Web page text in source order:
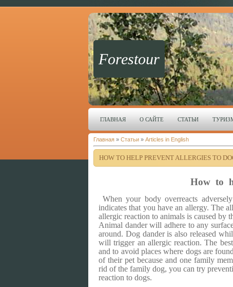
Forestour
ГЛАВНАЯ О САЙТЕ СТАТЬИ
Главная » Статьи » Articles in English
HOW TO HELP PREVENT ALLERGIES TO
How to
When your body overreacts
indicates that you have an allergy. The
allergic reaction to animals is caused by
Animal dander will adhere to any
around. Dog dander is also released
will trigger an allergic reaction.The
and to avoid places where dogs are
of their pet because and one family
rid of the family dog, you can try
reaction to dogs.